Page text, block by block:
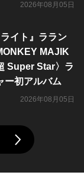
2026年08月05日
イト』ララン
MAJIK
Super Star〉ラ
ー初アルバム
2026年08月05日